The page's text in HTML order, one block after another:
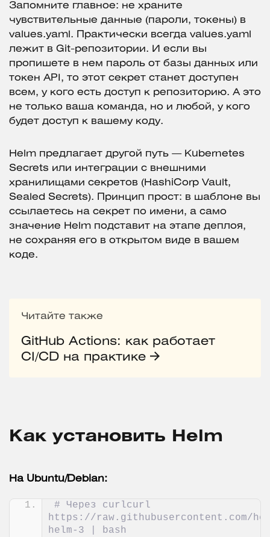
Запомните главное: не храните
чувствительные данные (пароли, токены) в
values.yaml. Практически всегда values.yaml
лежит в Git-репозитории. И если вы
пропишете в нем пароль от базы данных или
токен API, то этот секрет станет доступен
всем, у кого есть доступ к репозиторию. А это
не только ваша команда, но и любой, у кого
будет доступ к вашему коду.
Helm предлагает другой путь — Kubernetes
Secrets или интеграции с внешними
хранилищами секретов (HashiCorp Vault,
Sealed Secrets). Принцип прост: в шаблоне вы
ссылаетесь на секрет по имени, а само
значение Helm подставит на этапе деплоя,
не сохраняя его в открытом виде в вашем
коде.
Читайте также
GitHub Actions: как работает
CI/CD на практике
Как установить Helm
На Ubuntu/Debian:
# Через curlcurl
https://raw.githubusercontent.com/
helm-3 | bash